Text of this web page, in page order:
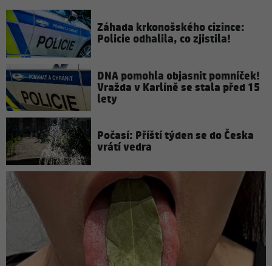
Záhada krkonošského cizince:
Policie odhalila, co zjistila!
DNA pomohla objasnit pomníček!
Vražda v Karlíně se stala před 15
lety
Počasí: Příští týden se do Česka
vrátí vedra